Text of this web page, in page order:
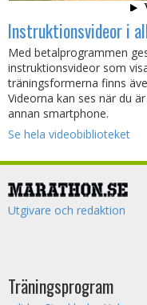
Instruktionsvideor i
Med betalprogrammen
instruktionsvideor som
träningsformerna finns
Videorna kan ses när du
annan smartphone.
Se hela videobiblioteket
Utgivare och redaktion
Träningsprogram